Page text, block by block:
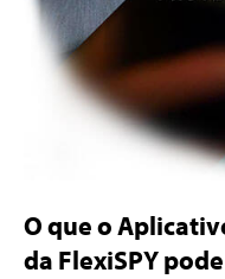
O que o
da FlexiSPY